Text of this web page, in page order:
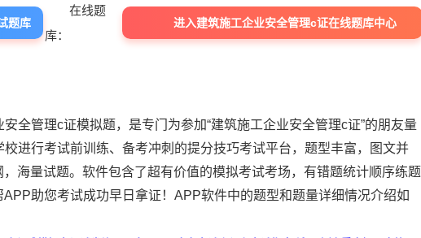
题库
在线题
库：
进入建筑施工企业安全管理c证在线题库中心
全管理c证模拟题，是专门为参加“建筑施工企业安全管理c证”的朋友量
进行考试前训练、备考冲刺的提分技巧考试平台，题型丰富，图文并
海量试题。软件包含了超有价值的模拟考试考场，有错题统计顺序练题
助您考试成功早日拿证！APP软件中的题型和题量详细情况介绍如